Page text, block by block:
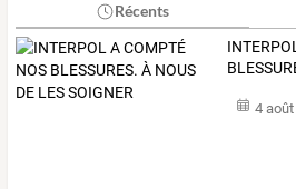
Récents
4